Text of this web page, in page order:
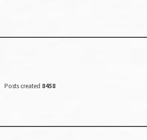
Posts created 8458